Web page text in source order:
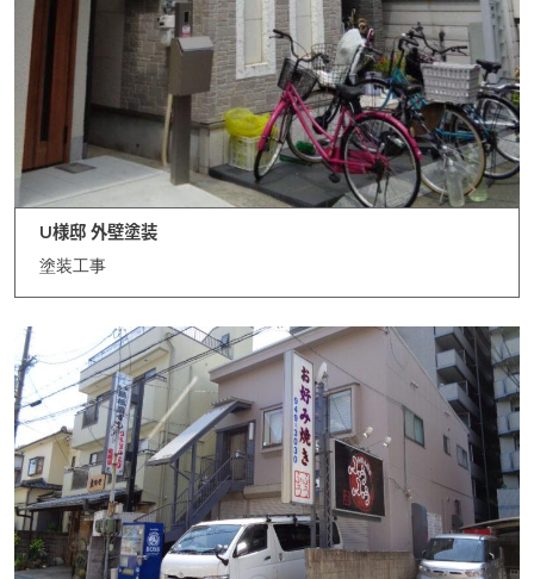
Works
施工事例
News
Recruit
Contact
PrivacyPolicy
U様邸 外壁塗装
塗装工事